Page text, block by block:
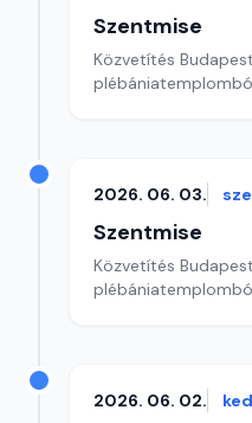
Szentmise
Közvetítés
2026. 06. 03.
Szentmise
Közvetítés
2026. 06. 02.